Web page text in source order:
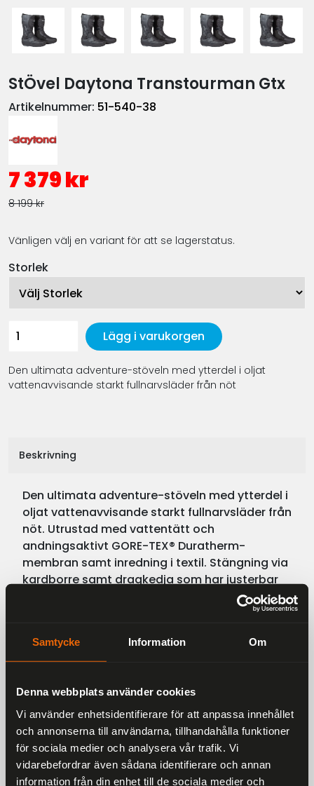
Samtycke Information Om
Denna webbplats använder cookies
Vi använder enhetsidentifierare för att anpassa innehållet
och annonserna till användarna, tillhandahålla funktioner
för sociala medier och analysera vår trafik. Vi
vidarebefordrar även sådana identifierare och annan
information från din enhet till de sociala medier och
StÖvel Daytona Transtourman Gtx
Artikelnummer: 51-540-38
7 379 kr
8 199 kr
Vänligen välj en variant för att se lagerstatus.
Storlek
Lägg i varukorgen
Den ultimata adventure-stöveln med ytterdel i oljat
vattenavvisande starkt fullnarvsläder från nöt
Beskrivning
Den ultimata adventure-stöveln med ytterdel i
oljat vattenavvisande starkt fullnarvsläder från
nöt. Utrustad med vattentätt och
andningsaktivt GORE-TEX® Duratherm-
membran samt inredning i textil. Stängning via
kardborre samt dragkedja som har justerbar
passform och stretch för lättare insteg och
Kraftiga skyddande förstärkningar vid skenben
och hälparti. Dubbla vadderingar vid skaft för
Rejäla förstärkningar i plast vid växelpedal,
anatomiskt utformad klimatinnersula och
skydd för fotleder på bägge sidor som
vadderats med specialskum med öppna celler.
Mellansula i pu-skum och plast som förstärkts
med galvaniserat stål vilken gör den vridstyv